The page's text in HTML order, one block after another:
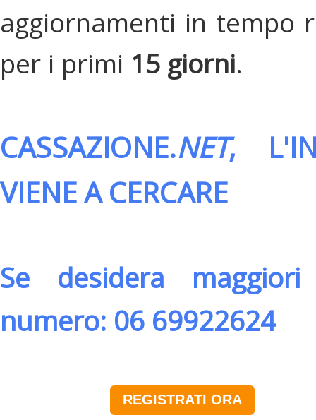
aggiornamenti in tempo
per i primi 15 giorni.
CASSAZIONE.NET,
VIENE A CERCARE
Se desidera
numero: 06 69922624
REGISTRATI ORA